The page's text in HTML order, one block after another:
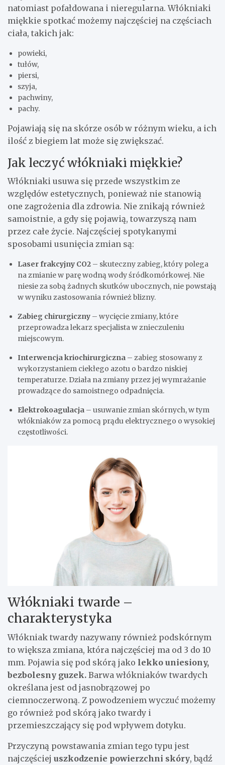
natomiast pofałdowana i nieregularna. Włókniaki
miękkie spotkać możemy najczęściej na częściach
ciała, takich jak:
powieki,
tułów,
piersi,
szyja,
pachwiny,
pachy.
Pojawiają się na skórze osób w różnym wieku, a ich
ilość z biegiem lat może się zwiększać.
Jak leczyć włókniaki miękkie?
Włókniaki usuwa się przede wszystkim ze
względów estetycznych, ponieważ nie stanowią
one zagrożenia dla zdrowia. Nie znikają również
samoistnie, a gdy się pojawią, towarzyszą nam
przez całe życie. Najczęściej spotykanymi
sposobami usunięcia zmian są:
Laser frakcyjny CO2 – skuteczny zabieg, który polega
na zmianie w parę wodną wody śródkomórkowej. Nie
niesie za sobą żadnych skutków ubocznych, nie powstają
w wyniku zastosowania również blizny.
Zabieg chirurgiczny – wycięcie zmiany, które
przeprowadza lekarz specjalista w znieczuleniu
miejscowym.
Interwencja kriochirurgiczna – zabieg stosowany z
wykorzystaniem ciekłego azotu o bardzo niskiej
temperaturze. Działa na zmiany przez jej wymrażanie
prowadzące do samoistnego odpadnięcia.
Elektrokoagulacja – usuwanie zmian skórnych, w tym
włókniaków za pomocą prądu elektrycznego o wysokiej
częstotliwości.
Włókniaki twarde –
charakterystyka
Włókniak twardy nazywany również podskórnym
to większa zmiana, która najczęściej ma od 3 do 10
mm. Pojawia się pod skórą jako lekko uniesiony,
bezbolesny guzek. Barwa włókniaków twardych
określana jest od jasnobrązowej po
ciemnoczerwoną. Z powodzeniem wyczuć możemy
go również pod skórą jako twardy i
przemieszczający się pod wpływem dotyku.
Przyczyną powstawania zmian tego typu jest
najczęściej uszkodzenie powierzchni skóry, bądź